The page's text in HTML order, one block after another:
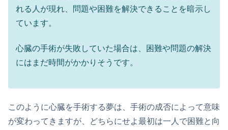
れる人が現れ、問題や困難を解決できることを暗示し
ています。
心臓の手術が失敗していた場合は、困難や問題の解決
にはまだ時間がかかりそうです。
このように心臓を手術する夢は、手術の成否によって意味
が変わってきますが、どちらにせよ最初は一人で困難と向